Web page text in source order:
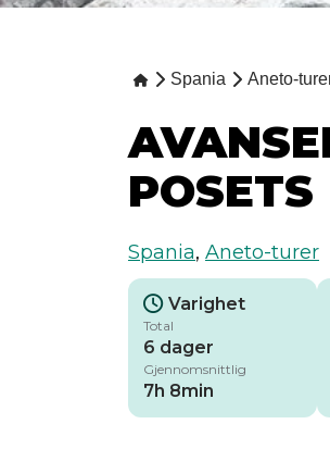
Spania Aneto-
POSETS
Spania, Aneto-turer
Varighet
Total
6 dager
Gjennomsnittlig
7h 8min